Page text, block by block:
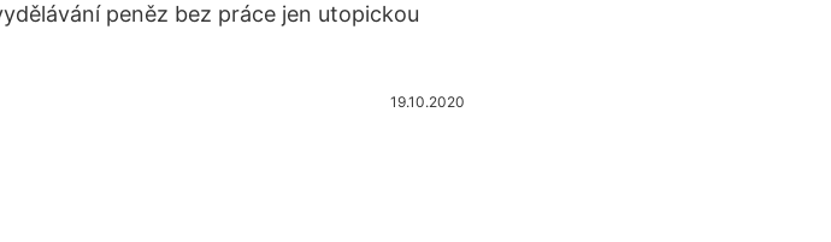
peněz bez práce jen utopickou
19.10.2020